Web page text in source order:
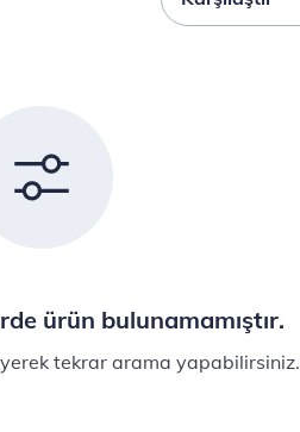
ürün bulunamamıştır.
tekrar arama yapabilirsiniz.